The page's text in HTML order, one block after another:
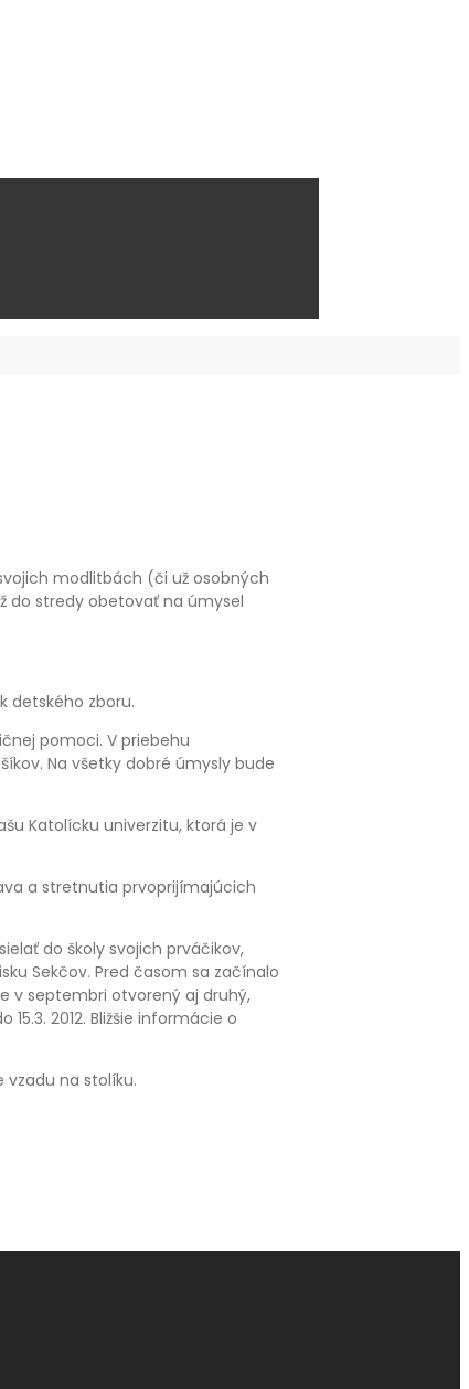
modlitbách (či už osobných
do stredy obetovať na úmysel
detského zboru.
pomoci. V priebehu
Na všetky dobré úmysly bude
Katolícku univerzitu, ktorá je v
a stretnutia prvoprijímajúcich
do školy svojich prváčikov,
Sekčov. Pred časom sa začínalo
v septembri otvorený aj druhý,
2012. Bližšie informácie o
na stolíku.